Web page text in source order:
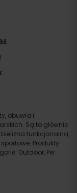
obuwia i
Są to głównie
bielizna funkcjonalna,
Produkty
Outdoor, Per